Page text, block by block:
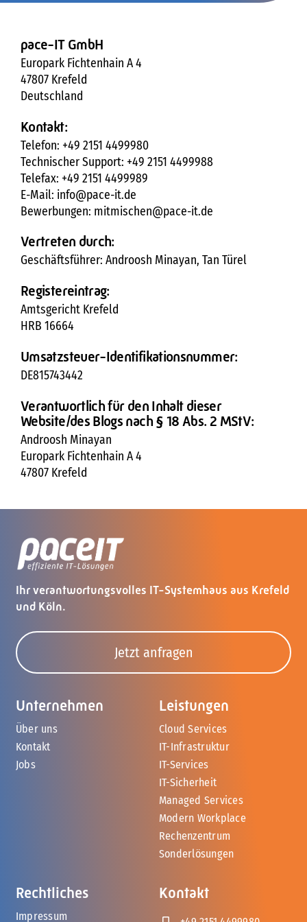
pace-IT GmbH
Europark Fichtenhain A 4
47807 Krefeld
Deutschland
Kontakt:
Telefon: +49 2151 4499980
Technischer Support: +49 2151 4499988
Telefax: +49 2151 4499989
E-Mail: info@pace-it.de
Bewerbungen: mitmischen@pace-it.de
Vertreten durch:
Geschäftsführer: Androosh Minayan, Tan Türel
Registereintrag:
Amtsgericht Krefeld
HRB 16664
Umsatzsteuer-Identifikationsnummer:
DE815743442
Verantwortlich für den Inhalt dieser
Website/des Blogs nach § 18 Abs. 2 MStV:
Androosh Minayan
Europark Fichtenhain A 4
47807 Krefeld
Ihr verantwortungsvolles IT-Systemhaus aus Krefeld
und Köln.
Jetzt anfragen
Unternehmen
Über uns
Kontakt
Jobs
Leistungen
Cloud Services
IT-Infrastruktur
IT-Services
IT-Sicherheit
Managed Services
Modern Workplace
Rechenzentrum
Sonderlösungen
Rechtliches
Impressum
Kontakt